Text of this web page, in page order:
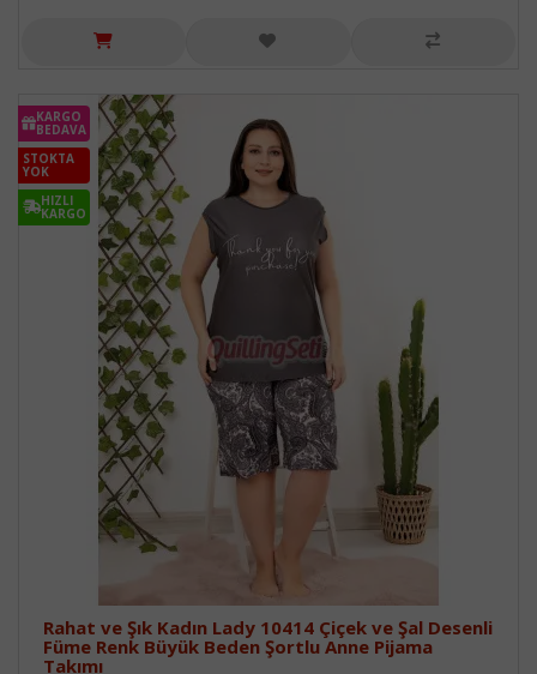
KARGO
BEDAVA
STOKTA
YOK
HIZLI
KARGO
Rahat ve Şık Kadın Lady 10414 Çiçek ve Şal Desenli
Füme Renk Büyük Beden Şortlu Anne Pijama
Takımı